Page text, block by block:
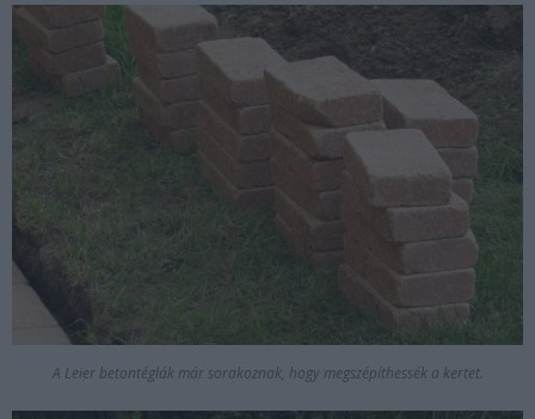
A Leier betontéglák már sorakoznak, hogy megszépíthessék a kertet.